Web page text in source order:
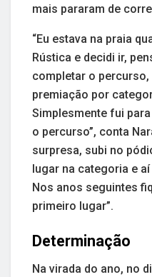
mais pararam de
“Eu estava na praia
Rústica e decidi ir,
completar o
premiação por
Simplesmente fui
o percurso”, conta
surpresa, subi no
lugar na categoria e
Nos anos seguintes
primeiro lugar”.
Determinação
Na virada do ano, no